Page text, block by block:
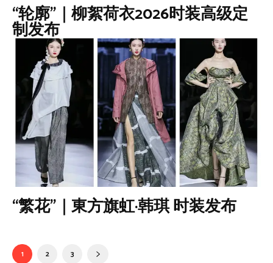
“轮廓”｜柳絮荷衣2026时装高级定
制发布
“繁花”｜東方旗虹·韩琪 时装发布
1 2 3